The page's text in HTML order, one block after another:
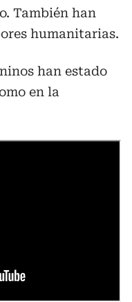
También han
humanitarias.
han estado
en la